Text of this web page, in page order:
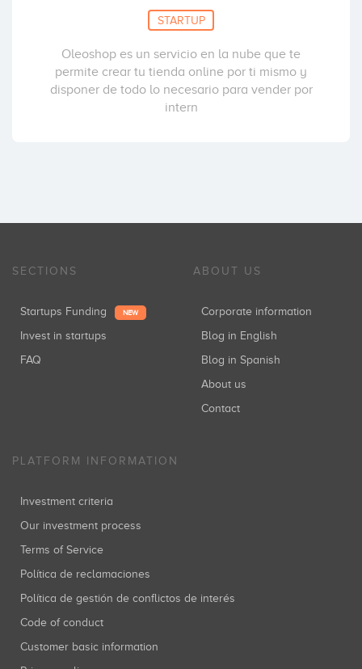
STARTUP
Oleoshop es un servicio en la nube que te
permite crear tu tienda online por ti mismo y
disponer de todo lo necesario para vender por
intern
SECTIONS
Startups Funding NEW
Invest in startups
FAQ
ABOUT US
Corporate information
Blog in English
Blog in Spanish
About us
Contact
PLATFORM INFORMATION
Investment criteria
Our investment process
Terms of Service
Política de reclamaciones
Política de gestión de conflictos de interés
Code of conduct
Customer basic information